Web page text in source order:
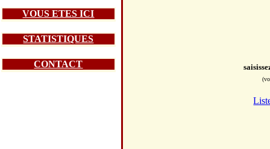
VOUS ETES ICI
STATISTIQUES
CONTACT